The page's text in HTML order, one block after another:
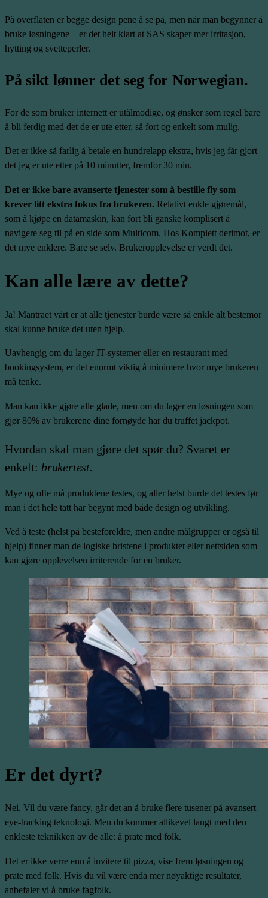
På overflaten er begge design pene å se på, men når man begynner å
bruke løsningene – er det helt klart at SAS skaper mer irritasjon,
hytting og svetteperler.
På sikt lønner det seg for Norwegian.
For de som bruker internett er utålmodige, og ønsker som regel bare
å bli ferdig med det de er ute etter, så fort og enkelt som mulig.
Det er ikke så farlig å betale en hundrelapp ekstra, hvis jeg får gjort
det jeg er ute etter på 10 minutter, fremfor 30 min.
Det er ikke bare avanserte tjenester som å bestille fly som
krever litt ekstra fokus fra brukeren. Relativt enkle gjøremål,
som å kjøpe en datamaskin, kan fort bli ganske komplisert å
navigere seg til på en side som Multicom. Hos Komplett derimot, er
det mye enklere. Bare se selv. Brukeropplevelse er verdt det.
Kan alle lære av dette?
Ja! Mantraet vårt er at alle tjenester burde være så enkle alt bestemor
skal kunne bruke det uten hjelp.
Uavhengig om du lager IT-systemer eller en restaurant med
bookingsystem, er det enormt viktig å minimere hvor mye brukeren
må tenke.
Man kan ikke gjøre alle glade, men om du lager en løsningen som
gjør 80% av brukerene dine fornøyde har du truffet jackpot.
Hvordan skal man gjøre det spør du? Svaret er
enkelt: brukertest.
Mye og ofte må produktene testes, og aller helst burde det testes før
man i det hele tatt har begynt med både design og utvikling.
Ved å teste (helst på besteforeldre, men andre målgrupper er også til
hjelp) finner man de logiske bristene i produktet eller nettsiden som
kan gjøre opplevelsen irriterende for en bruker.
Er det dyrt?
Nei. Vil du være fancy, går det an å bruke flere tusener på avansert
eye-tracking teknologi. Men du kommer allikevel langt med den
enkleste teknikken av de alle: å prate med folk.
Det er ikke verre enn å invitere til pizza, vise frem løsningen og
prate med folk. Hvis du vil være enda mer nøyaktige resultater,
anbefaler vi å bruke fagfolk.